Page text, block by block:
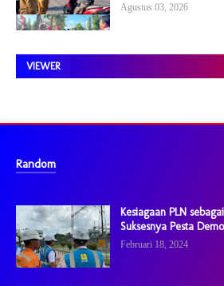
Agustus 03, 2026
VIEWER
Random
Kesiagaan PLN
Suksesnya Pesta
Februari 18, 2024